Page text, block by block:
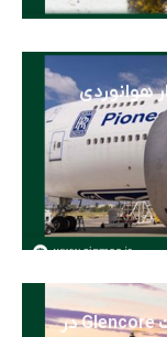
درصد پایدار هوانوردی
جهش چشمگیر سود تجارت انرژی شرکت Glencore در